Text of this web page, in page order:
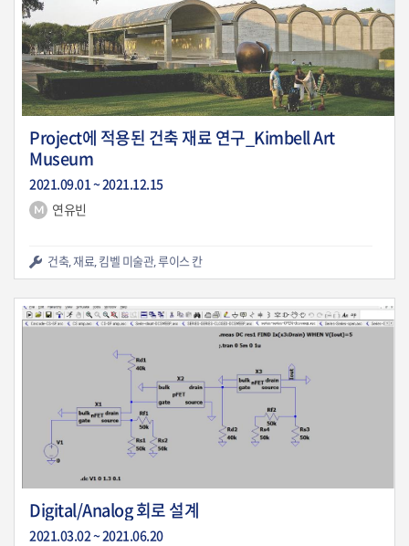
Project에 적용된 건축 재료 연구_Kimbell Art
Museum
2021.09.01 ~ 2021.12.15
연유빈
건축, 재료, 킴벨 미술관, 루이스 칸
Digital/Analog 회로 설계
2021.03.02 ~ 2021.06.20